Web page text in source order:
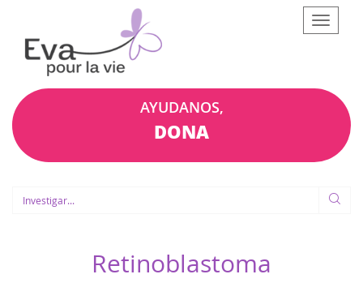
Afficher
le
AYUDANOS,
DONA
Retinoblastoma